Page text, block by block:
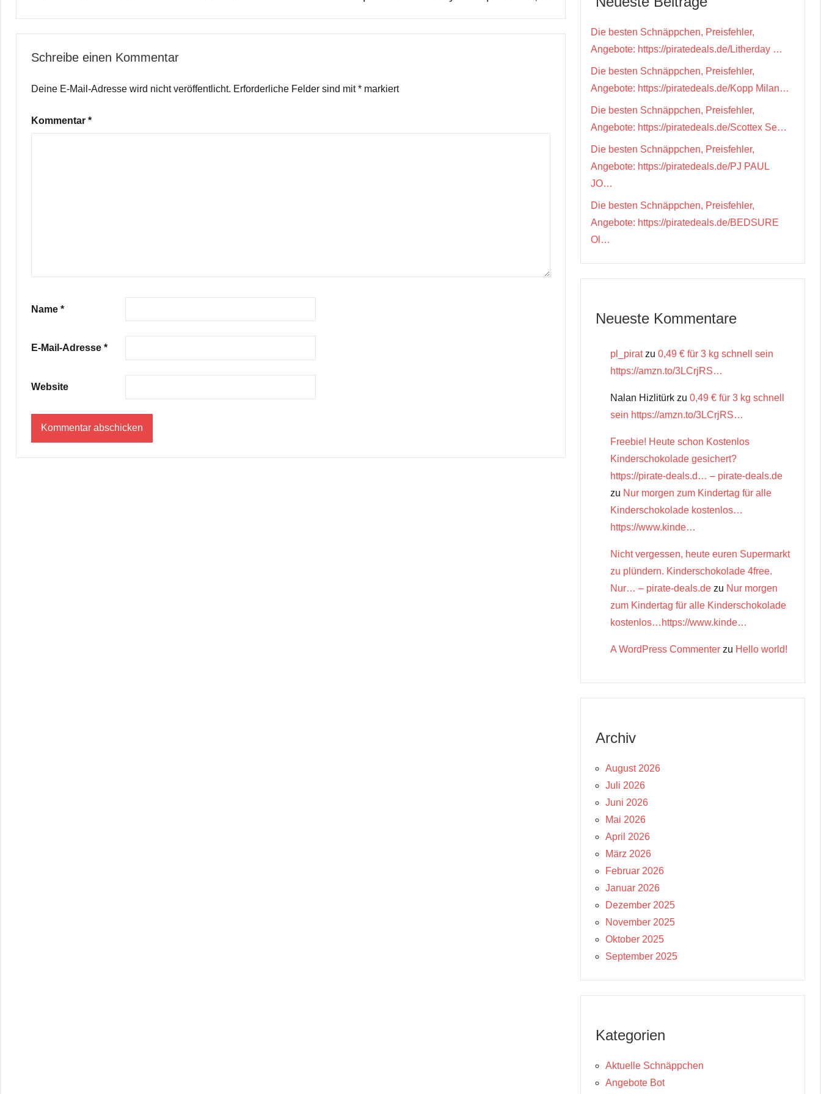
Schreibe einen Kommentar
Deine E-Mail-Adresse wird nicht veröffentlicht. Erforderliche Felder sind mit* markiert
Kommentar *
Name *
E-Mail-Adresse *
Website
Die besten Schnäppchen, Preisfehler,
Angebote: https://piratedeals.de/Litherday …
Die besten Schnäppchen, Preisfehler,
Angebote: https://piratedeals.de/Kopp Milan…
Die besten Schnäppchen, Preisfehler,
Angebote: https://piratedeals.de/Scottex Se…
Die besten Schnäppchen, Preisfehler,
Angebote: https://piratedeals.de/PJ PAUL
JO…
Die besten Schnäppchen, Preisfehler,
Angebote: https://piratedeals.de/BEDSURE
Ol…
Neueste Kommentare
pl_piratzu 0,49 € für 3 kg schnell sein
https://amzn.to/3LCrjRS…
Nalan Hizlitürk zu 0,49 € für 3 kg schnell
sein https://amzn.to/3LCrjRS…
Freebie! Heute schon Kostenlos
Kinderschokolade gesichert?
https://pirate-deals.d… – pirate-deals.de
zu Nur morgen zum Kindertag für alle
Kinderschokolade kostenlos…
https://www.kinde…
Nicht vergessen, heute euren Supermarkt
zu plündern. Kinderschokolade 4free.
Nur… – pirate-deals.de zu Nur morgen
zum Kindertag für alle Kinderschokolade
kostenlos…https://www.kinde…
A WordPress Commenter zu Hello world!
Archiv
August 2026
Juli 2026
Juni 2026
Mai 2026
April 2026
März 2026
Februar 2026
Januar 2026
Dezember 2025
November 2025
Oktober 2025
September 2025
Kategorien
Aktuelle Schnäppchen
Angebote Bot